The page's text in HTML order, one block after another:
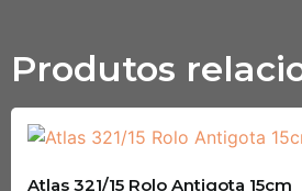
Produtos
Atlas 321/15 Rolo Antigota 15cm